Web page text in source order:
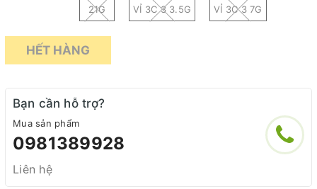
21G VỈ 3C 3 3.5G VỈ 3C 3 7G
HẾT HÀNG
Bạn cần hỗ trợ?
Mua sản phẩm
0981389928
Liên hệ